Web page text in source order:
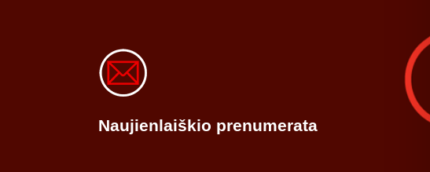
Naujienlaiškio prenumerata